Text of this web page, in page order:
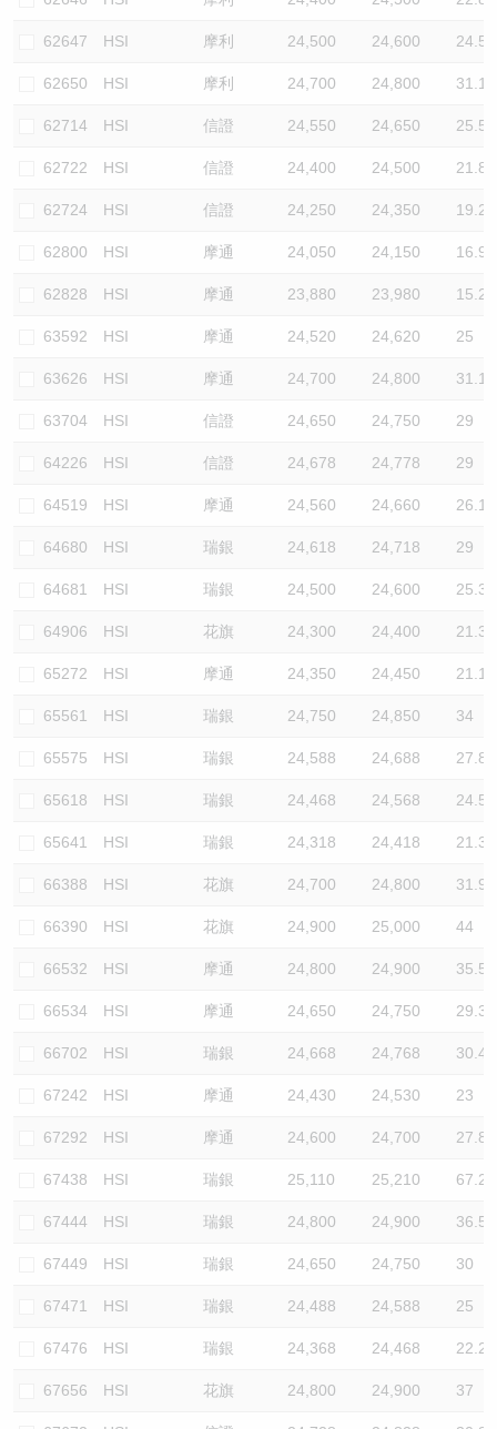
62647 HSI 摩利 24,500 24,600 24.5
62650 HSI 摩利 24,700 24,800 31.1
62714 HSI 信證 24,550 24,650 25.5
62722 HSI 信證 24,400 24,500 21.8
62724 HSI 信證 24,250 24,350 19.2
62800 HSI 摩通 24,050 24,150 16.9
62828 HSI 摩通 23,880 23,980 15.2
63592 HSI 摩通 24,520 24,620 25
63626 HSI 摩通 24,700 24,800 31.1
63704 HSI 信證 24,650 24,750 29
64226 HSI 信證 24,678 24,778 29
64519 HSI 摩通 24,560 24,660 26.1
64680 HSI 瑞銀 24,618 24,718 29
64681 HSI 瑞銀 24,500 24,600 25.3
64906 HSI 花旗 24,300 24,400 21.3
65272 HSI 摩通 24,350 24,450 21.1
65561 HSI 瑞銀 24,750 24,850 34
65575 HSI 瑞銀 24,588 24,688 27.8
65618 HSI 瑞銀 24,468 24,568 24.5
65641 HSI 瑞銀 24,318 24,418 21.3
66388 HSI 花旗 24,700 24,800 31.9
66390 HSI 花旗 24,900 25,000 44
66532 HSI 摩通 24,800 24,900 35.5
66534 HSI 摩通 24,650 24,750 29.3
66702 HSI 瑞銀 24,668 24,768 30.4
67242 HSI 摩通 24,430 24,530 23
67292 HSI 摩通 24,600 24,700 27.8
67438 HSI 瑞銀 25,110 25,210 67.2
67444 HSI 瑞銀 24,800 24,900 36.5
67449 HSI 瑞銀 24,650 24,750 30
67471 HSI 瑞銀 24,488 24,588 25
67476 HSI 瑞銀 24,368 24,468 22.2
67656 HSI 花旗 24,800 24,900 37